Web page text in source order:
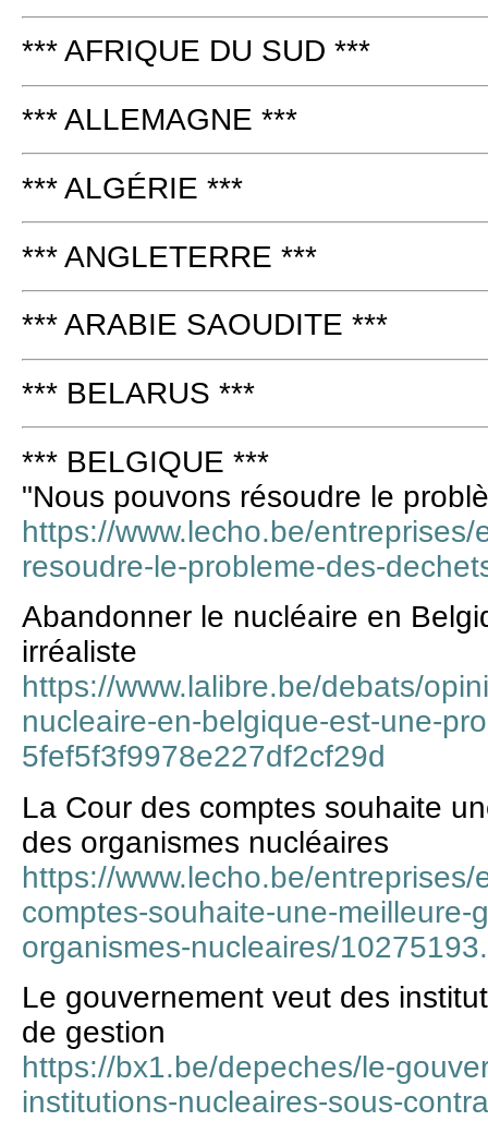
*** AFRIQUE DU SUD ***
*** ALLEMAGNE ***
*** ALGÉRIE ***
*** ANGLETERRE ***
*** ARABIE SAOUDITE ***
*** BELARUS ***
*** BELGIQUE ***
"Nous pouvons résoudre le
https://www.lecho.be/
resoudre-le-probleme-des-
Abandonner le nucléaire en
irréaliste
https://www.lalibre.be/debats/
nucleaire-en-belgique-est-une-
5fef5f3f9978e227df2cf29d
La Cour des comptes souhaite
des organismes nucléaires
https://www.lecho.be/
comptes-souhaite-une-meilleure-
organismes-nucleaires/
Le gouvernement veut des
de gestion
https://bx1.be/depeches/le-
institutions-nucleaires-sous-